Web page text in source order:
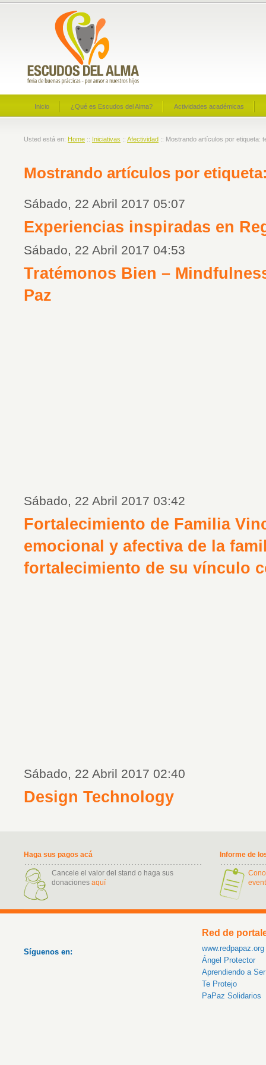
Inicio ¿Qué es Escudos del Alma? Actividades académicas
Usted está en: Home :: Iniciativas :: Afectividad :: Mostrando artículos por etiqueta:
Mostrando artículos por
Sábado, 22 Abril 2017 05:07
Experiencias inspiradas en
Sábado, 22 Abril 2017 04:53
Tratémonos Bien –
Paz
Sábado, 22 Abril 2017 03:42
Fortalecimiento de Familia
emocional y afectiva de la
fortalecimiento de su vínculo
Sábado, 22 Abril 2017 02:40
Design Technology
Haga sus pagos acá
Cancele el valor del stand o haga sus
donaciones aquí
Informe de
Síguenos en:
Red de
www.redpapaz.org
Ángel Protector
Aprendiendo a
Te Protejo
PaPaz Solidarios